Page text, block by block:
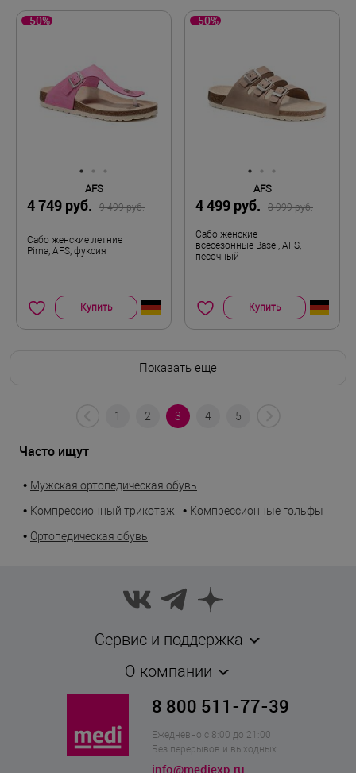
-50%
AFS
4 749 руб. 9 499 руб.
Сабо женские летние
Pirna, AFS, фуксия
Купить
-50%
AFS
4 499 руб. 8 999 руб.
Сабо женские
всесезонные Basel, AFS,
песочный
Купить
Показать еще
1 2 3 4 5
Часто ищут
• Мужская ортопедическая обувь
• Компрессионный трикотаж • Компрессионные гольфы
• Ортопедическая обувь
Сервис и поддержка
О компании
8 800 511-77-39
Ежедневно с 8:00 до 21:00
Без перерывов и выходных.
info@mediexp.ru